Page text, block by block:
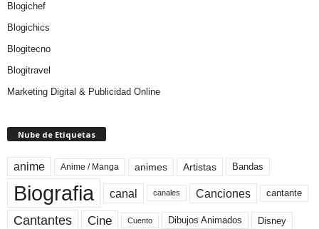
Blogichef
Blogichics
Blogitecno
Blogitravel
Marketing Digital & Publicidad Online
Nube de Etiquetas
anime Anime / Manga animes Artistas Bandas
Biografia canal canales Canciones cantante
Cantantes Cine Cuento Dibujos Animados Disney